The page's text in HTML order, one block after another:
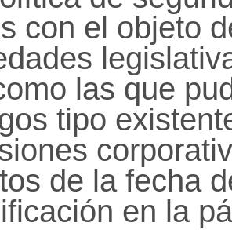
con el objeto
las que
tipo
de la fecha
en la